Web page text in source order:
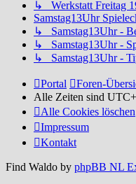
↳ Werkstatt Freitag
Samstag13Uhr
↳ Samstag13Uhr -
↳ Samstag13Uhr -
↳ Samstag13Uhr -
Portal
Foren-
Alle Zeiten sind
Alle Cookies löschen
Impressum
Kontakt
Find Waldo by phpBB NL